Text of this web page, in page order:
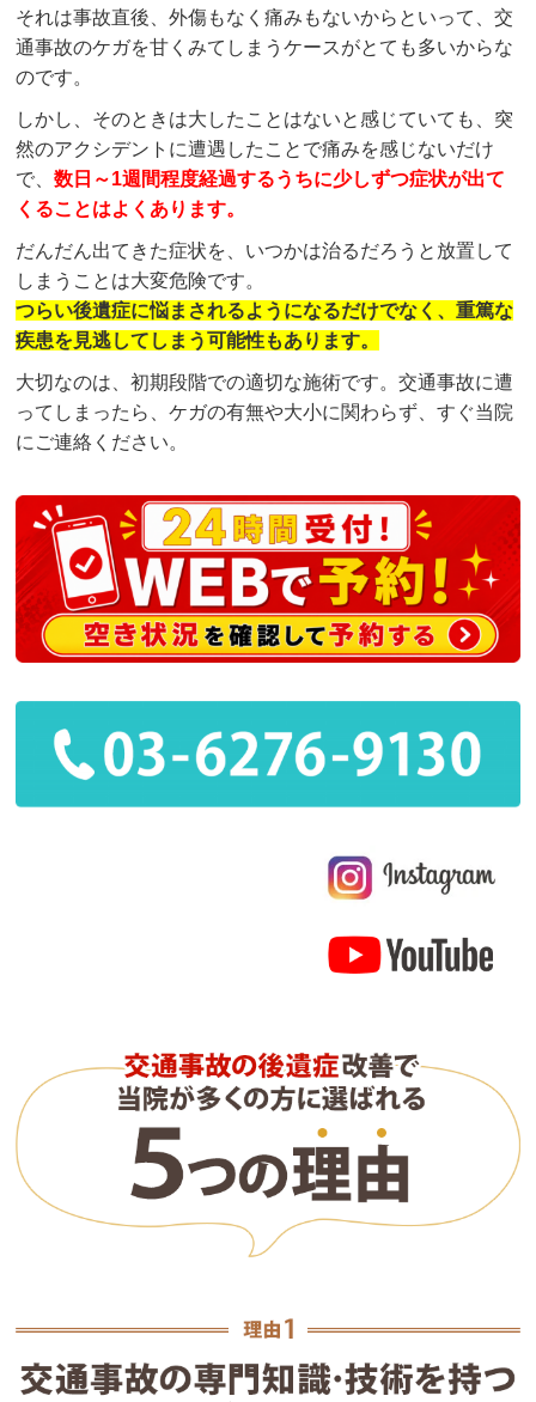
それは事故直後、外傷もなく痛みもないからといって、交
通事故のケガを甘くみてしまうケースがとても多いからな
のです。
しかし、そのときは大したことはないと感じていても、突
然のアクシデントに遭遇したことで痛みを感じないだけ
で、数日～1週間程度経過するうちに少しずつ症状が出て
くることはよくあります。
だんだん出てきた症状を、いつかは治るだろうと放置して
しまうことは大変危険です。
つらい後遺症に悩まされるようになるだけでなく、重篤な
疾患を見逃してしまう可能性もあります。
大切なのは、初期段階での適切な施術です。交通事故に遭
ってしまったら、ケガの有無や大小に関わらず、すぐ当院
にご連絡ください。